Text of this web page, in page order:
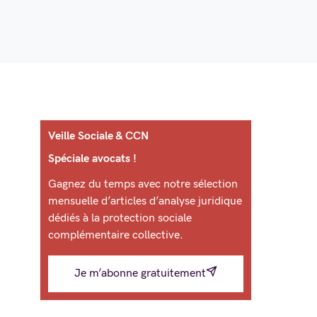
Veille Sociale & CCN
Spéciale avocats !
Gagnez du temps avec notre sélection
mensuelle d’articles d’analyse juridique
dédiés à la protection sociale
complémentaire collective.
Je m’abonne gratuitement